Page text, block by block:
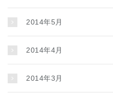
2014年5月
2014年4月
2014年3月